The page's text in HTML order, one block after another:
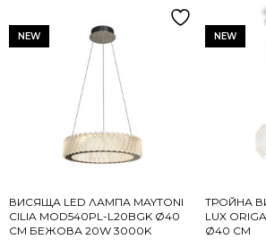
NEW
ВИСЯЩА LED ЛАМПА MAYTONI
CILIA MOD540PL-L20BGK Ø40
СМ БЕЖОВА 20W 3000K
NEW
ТРОЙНА
LUX
Ø40 СМ